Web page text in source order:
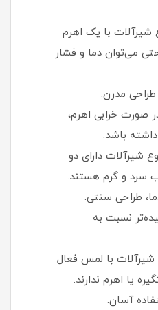
شیرآلات با یک اهرم
می‌توان دما و فشار
طراحی مدرن.
خرابی اهرم،
باشد.
شیرآلات دارای دو
سرد و گرم هستند.
طراحی سنتی.
نسبت به
با لمس فعال
یا اهرم ندارند.
آسان.